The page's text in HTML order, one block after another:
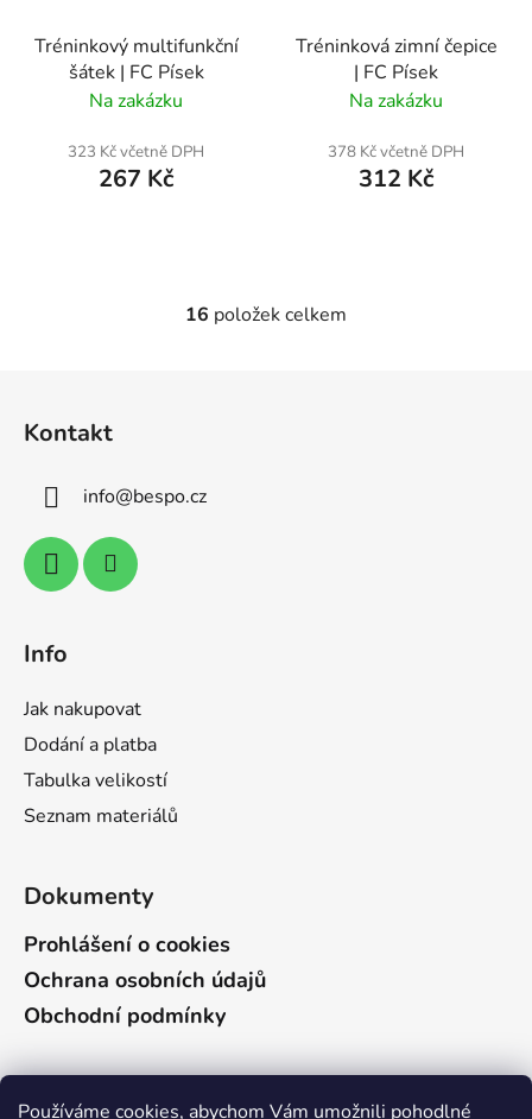
Používáme cookies, abychom Vám umožnili pohodlné
Tréninkový multifunkční
šátek | FC Písek
Na zakázku
323 Kč včetně DPH
267 Kč
Tréninková zimní čepice
| FC Písek
Na zakázku
378 Kč včetně DPH
312 Kč
O
16 položek celkem
Kontakt
info@bespo.cz
Info
Jak nakupovat
Dodání a platba
Tabulka velikostí
Seznam materiálů
Dokumenty
Prohlášení o cookies
Ochrana osobních údajů
Obchodní podmínky
Vyhledávání